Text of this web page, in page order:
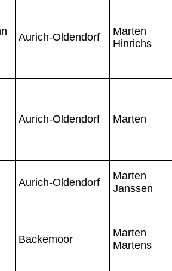
Aurich-Oldendorf
Marten
Hinrichs
Aurich-Oldendorf Marten
Aurich-Oldendorf
Marten
Janssen
Backemoor
Marten
Martens